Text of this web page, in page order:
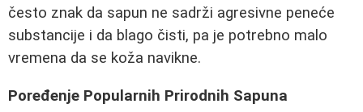
često znak da sapun ne sadrži agresivne peneće
substancije i da blago čisti, pa je potrebno malo
vremena da se koža navikne.
Poređenje Popularnih Prirodnih Sapuna